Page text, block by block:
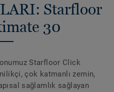
Starfloor
30
Starfloor Click
çok katmanlı zemin,
sağlamlık sağlayan